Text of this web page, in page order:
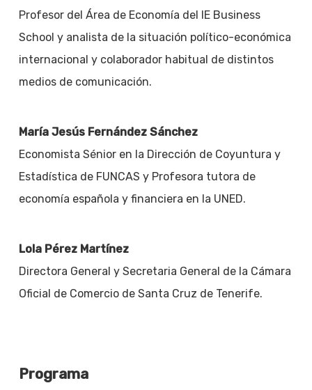
Profesor del Área de Economía del IE Business
School y analista de la situación político-económica
internacional y colaborador habitual de distintos
medios de comunicación.
María Jesús Fernández Sánchez
Economista Sénior en la Dirección de Coyuntura y
Estadística de FUNCAS y Profesora tutora de
economía española y financiera en la UNED.
Lola Pérez Martínez
Directora General y Secretaria General de la Cámara
Oficial de Comercio de Santa Cruz de Tenerife.
Programa